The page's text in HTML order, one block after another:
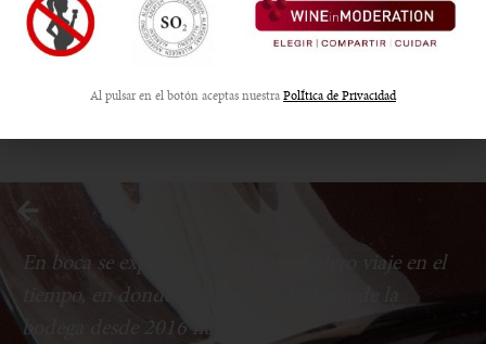
todo mucha fruta, con ligero toque mineral.
Download PDF file
En boca se expresa como un verdadero viaje en el
tiempo, en donde se aprecia la historia de la
bodega desde 2016 hasta 2020.
Al pulsar en el botón aceptas nuestraPolÍtica de Privacidad